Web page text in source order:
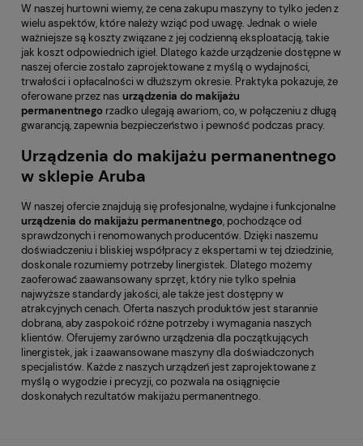
W naszej hurtowni wiemy, że cena zakupu maszyny to tylko jeden z
wielu aspektów, które należy wziąć pod uwagę. Jednak o wiele
ważniejsze są koszty związane z jej codzienną eksploatacją, takie
jak koszt odpowiednich igieł. Dlatego każde urządzenie dostępne w
naszej ofercie zostało zaprojektowane z myślą o wydajności,
trwałości i opłacalności w dłuższym okresie. Praktyka pokazuje, że
oferowane przez nas urządzenia do makijażu
permanentnego rzadko ulegają awariom, co, w połączeniu z długą
gwarancją, zapewnia bezpieczeństwo i pewność podczas pracy.
Urządzenia do makijażu permanentnego
w sklepie Aruba
W naszej ofercie znajdują się profesjonalne, wydajne i funkcjonalne
urządzenia do makijażu permanentnego, pochodzące od
sprawdzonych i renomowanych producentów. Dzięki naszemu
doświadczeniu i bliskiej współpracy z ekspertami w tej dziedzinie,
doskonale rozumiemy potrzeby linergistek. Dlatego możemy
zaoferować zaawansowany sprzęt, który nie tylko spełnia
najwyższe standardy jakości, ale także jest dostępny w
atrakcyjnych cenach. Oferta naszych produktów jest starannie
dobrana, aby zaspokoić różne potrzeby i wymagania naszych
klientów. Oferujemy zarówno urządzenia dla początkujących
linergistek, jak i zaawansowane maszyny dla doświadczonych
specjalistów. Każde z naszych urządzeń jest zaprojektowane z
myślą o wygodzie i precyzji, co pozwala na osiągnięcie
doskonałych rezultatów makijażu permanentnego.